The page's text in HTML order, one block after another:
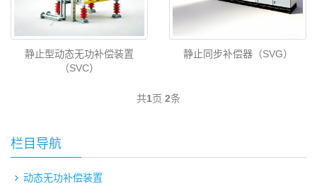
静止型动态无功补偿装置
（SVC）
静止同步补偿器（SVG）
共1页 2条
栏目导航
动态无功补偿装置